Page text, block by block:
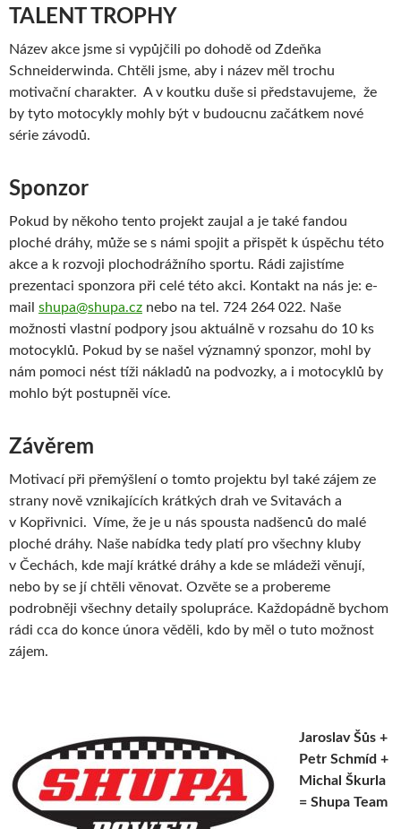
TALENT TROPHY
Název akce jsme si vypůjčili po dohodě od Zdeňka
Schneiderwinda. Chtěli jsme, aby i název měl trochu
motivační charakter. A v koutku duše si představujeme, že
by tyto motocykly mohly být v budoucnu začátkem nové
série závodů.
Sponzor
Pokud by někoho tento projekt zaujal a je také fandou
ploché dráhy, může se s námi spojit a přispět k úspěchu této
akce a k rozvoji plochodrážního sportu. Rádi zajistíme
prezentaci sponzora při celé této akci. Kontakt na nás je: e-
mail shupa@shupa.cz nebo na tel. 724 264 022. Naše
možnosti vlastní podpory jsou aktuálně v rozsahu do 10 ks
motocyklů. Pokud by se našel významný sponzor, mohl by
nám pomoci nést tíži nákladů na podvozky, a i motocyklů by
mohlo být postupněi více.
Závěrem
Motivací při přemýšlení o tomto projektu byl také zájem ze
strany nově vznikajících krátkých drah ve Svitavách a
v Kopřivnici. Víme, že je u nás spousta nadšenců do malé
ploché dráhy. Naše nabídka tedy platí pro všechny kluby
v Čechách, kde mají krátké dráhy a kde se mládeži věnují,
nebo by se jí chtěli věnovat. Ozvěte se a probereme
podrobněji všechny detaily spolupráce. Každopádně bychom
rádi cca do konce února věděli, kdo by měl o tuto možnost
zájem.
Jaroslav Šůs +
Petr Schmíd +
Michal Škurla
= Shupa Team